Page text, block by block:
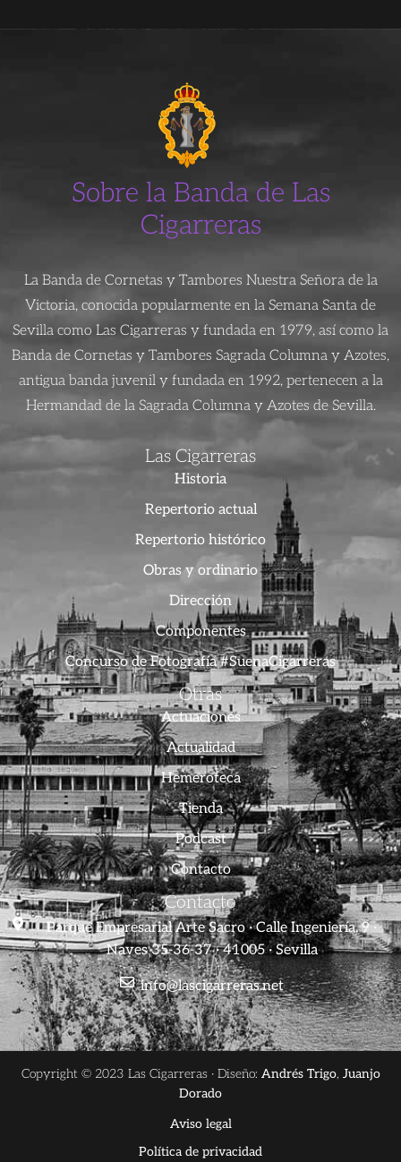
Sobre la Banda de Las
Cigarreras
La Banda de Cornetas y Tambores Nuestra Señora de la
Victoria, conocida popularmente en la Semana Santa de
Sevilla como Las Cigarreras y fundada en 1979, así como la
Banda de Cornetas y Tambores Sagrada Columna y Azotes,
antigua banda juvenil y fundada en 1992, pertenecen a la
Hermandad de la Sagrada Columna y Azotes de Sevilla.
Las Cigarreras
Historia
Repertorio actual
Repertorio histórico
Obras y ordinario
Dirección
Componentes
Concurso de Fotografía #SuenaCigarreras
Otras
Actuaciones
Actualidad
Hemeroteca
Tienda
Podcast
Contacto
Contacto
Parque Empresarial Arte Sacro · Calle Ingeniería, 9 ·
Naves 35-36-37 · 41005 · Sevilla
info@lascigarreras.net
Copyright © 2023 Las Cigarreras · Diseño: Andrés Trigo, Juanjo
Dorado
Aviso legal
Política de privacidad